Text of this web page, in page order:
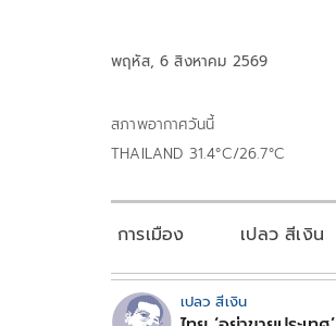
พฤหัส, 6 สิงหาคม 2569
สภาพอากาศวันนี้
THAILAND 31.4°C/26.7°C
การเมือง เปลว สีเงิน
เปลว สีเงิน